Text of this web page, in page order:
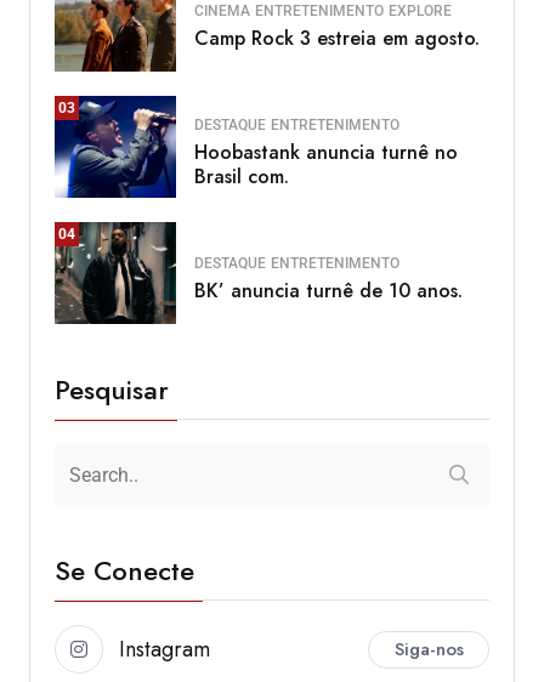
CINEMA ENTRETENIMENTO EXPLORE
Camp Rock 3 estreia em agosto.
03
DESTAQUE ENTRETENIMENTO
Hoobastank anuncia turnê no
Brasil com.
04
DESTAQUE ENTRETENIMENTO
BK’ anuncia turnê de 10 anos.
Pesquisar
Se Conecte
Instagram Siga-nos